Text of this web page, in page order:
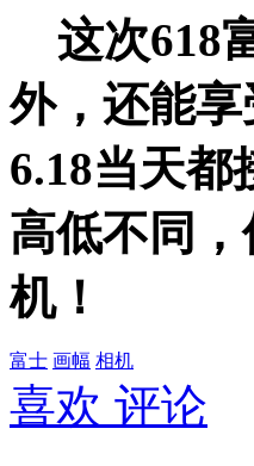
这次618
外，还能
6.18当天都
高低不同
机！
富士 画幅 相机
喜欢 评论